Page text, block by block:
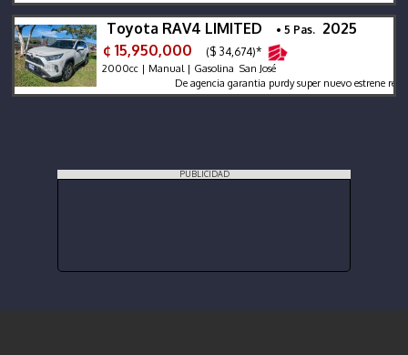
Toyota RAV4 LIMITED • 5 Pas. 2025
¢ 15,950,000
($ 34,674)*
2000cc | Manual | Gasolina San José
De agencia garantia purdy super nuevo estrene recién
PUBLICIDAD